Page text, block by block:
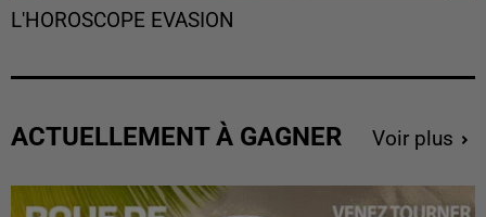
L'HOROSCOPE EVASION
ACTUELLEMENT À GAGNER Voir plus